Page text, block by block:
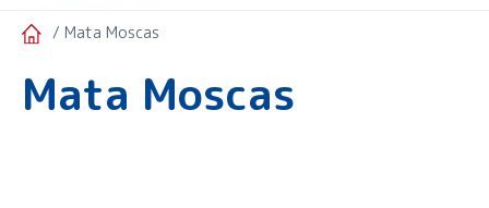
/ Mata Moscas
Mata Moscas